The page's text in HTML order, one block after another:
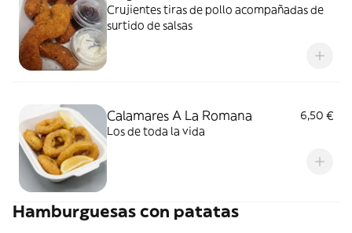
Crujientes tiras de pollo acompañadas de
surtido de salsas
Calamares A La Romana
6,50 €
Los de toda la vida
Hamburguesas con patatas